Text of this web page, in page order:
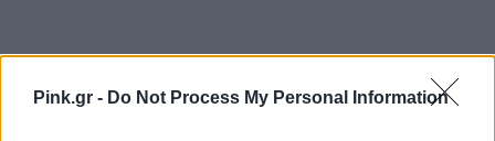
Pink.gr - Do Not Process My Personal Information